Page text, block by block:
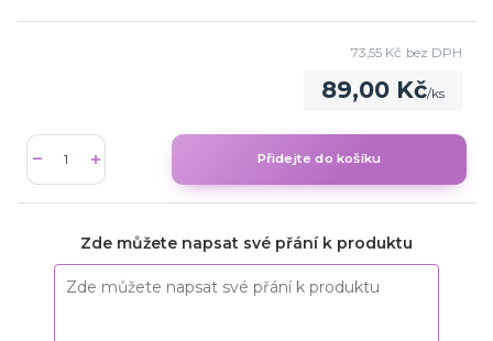
89,00 Kč/ks
73,55 Kč bez DPH
Přidejte do košíku
Zde můžete napsat své přání k produktu